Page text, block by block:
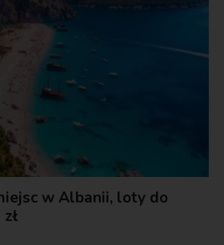
w Albanii, loty do